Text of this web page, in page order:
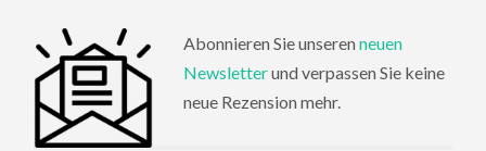
Abonnieren Sie unseren neuen
Newsletterund verpassen Sie keine
neue Rezension mehr.